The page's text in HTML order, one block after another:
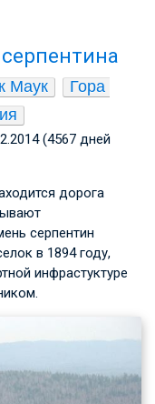
Маук
Гора
(4567 дней
дорога
серпентин
в 1894 году,
инфрастуктуре